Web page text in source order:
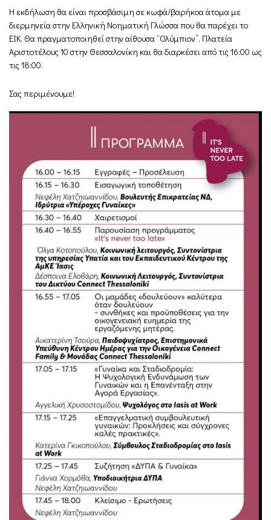
Η εκδήλωση θα είναι προσβάσιμη σε κωφά/βαρήκοα άτομα με
διερμηνεία στην Ελληνική Νοηματική Γλώσσα που θα παρέχει το
ΕΙΚ. Θα πραγματοποιηθεί στην αίθουσα “Ολύμπιον”, Πλατεία
Αριστοτέλους 10 στην Θεσσαλονίκη και θα διαρκέσει από τις 16:00 ως
τις 18:00.
Σας περιμένουμε!